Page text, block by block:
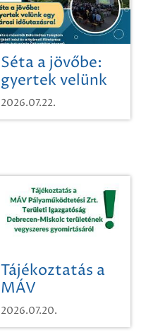
Séta a jövőbe:
gyertek velünk
egy városi
időutazásra!
2026.07.22.
Tájékoztatás a
MÁV
Pályaműködtetési
Zrt. Területi
2026.07.20.